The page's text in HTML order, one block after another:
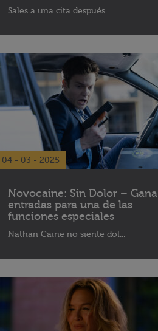
Sales a una cita después ...
04 - 03 - 2025
Novocaine: Sin Dolor – Gana
entradas para una de las
funciones especiales
Nathan Caine no siente dol...